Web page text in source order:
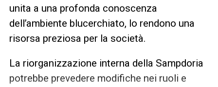
unita a una profonda conoscenza
dell’ambiente blucerchiato, lo rendono una
risorsa preziosa per la società.
La riorganizzazione interna della Sampdoria
potrebbe prevedere modifiche nei ruoli e